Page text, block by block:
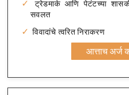
ट्रेडमार्क आणि पेटंटच्या
सवलत
विवादांचे त्वरित निराकरण
आत्ताच अर्ज